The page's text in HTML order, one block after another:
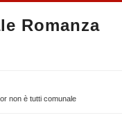
Romanza
non è tutti comunale